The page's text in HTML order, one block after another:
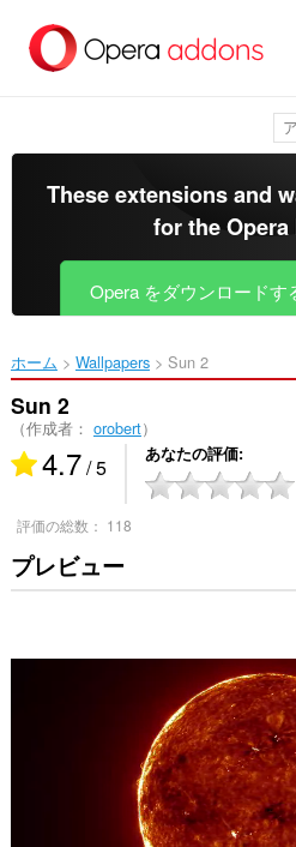
メ
ツ
移
動
These extensions and
for the
Opera をダウンロードす
ホーム Wallpapers Sun 2‎
Sun 2
（作成者： orobert）
4.7/ 5 あなたの評価
評価の総数： 118
プレビュー